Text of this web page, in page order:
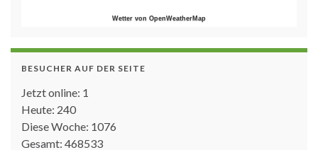
Wetter von OpenWeatherMap
BESUCHER AUF DER SEITE
Jetzt online: 1
Heute: 240
Diese Woche: 1076
Gesamt: 468533